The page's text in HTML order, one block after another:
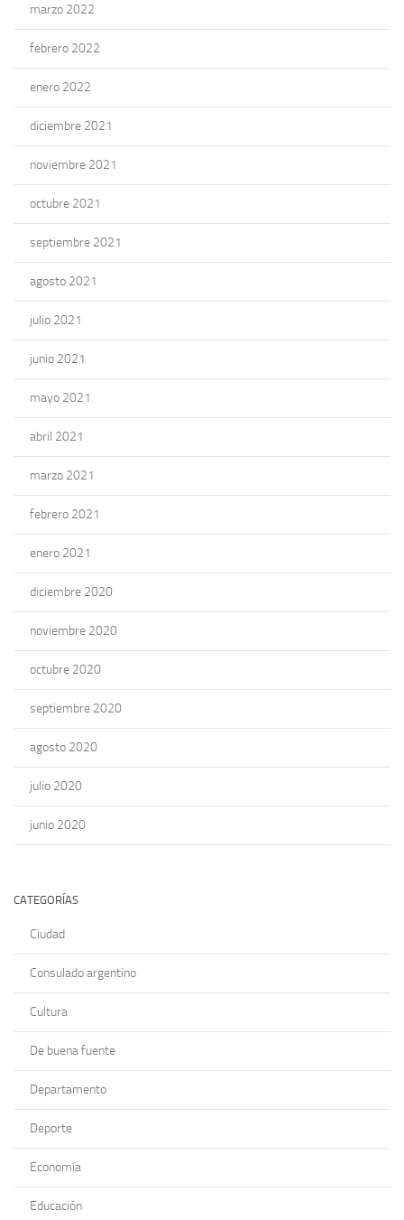
marzo 2022
febrero 2022
enero 2022
diciembre 2021
noviembre 2021
octubre 2021
septiembre 2021
agosto 2021
julio 2021
junio 2021
mayo 2021
abril 2021
marzo 2021
febrero 2021
enero 2021
diciembre 2020
noviembre 2020
octubre 2020
septiembre 2020
agosto 2020
julio 2020
junio 2020
CATEGORÍAS
Ciudad
Consulado argentino
Cultura
De buena fuente
Departamento
Deporte
Economía
Educación